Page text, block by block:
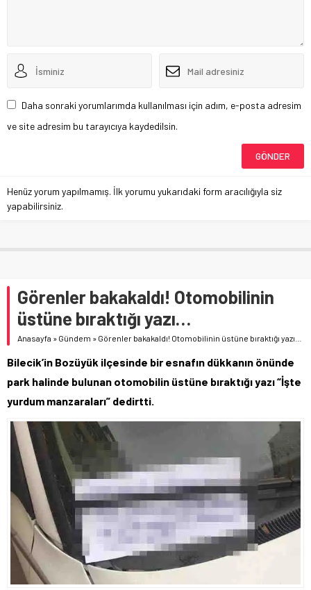
Daha sonraki yorumlarımda kullanılması için adım, e-posta adresim
ve site adresim bu tarayıcıya kaydedilsin.
Henüz yorum yapılmamış. İlk yorumu yukarıdaki form aracılığıyla siz
yapabilirsiniz.
Görenler bakakaldı! Otomobilinin
üstüne bıraktığı yazı…
Anasayfa » Gündem » Görenler bakakaldı! Otomobilinin üstüne bıraktığı yazı…
Bilecik’in Bozüyük ilçesinde bir esnafın dükkanın önünde
park halinde bulunan otomobilin üstüne bıraktığı yazı “İşte
yurdum manzaraları” dedirtti.